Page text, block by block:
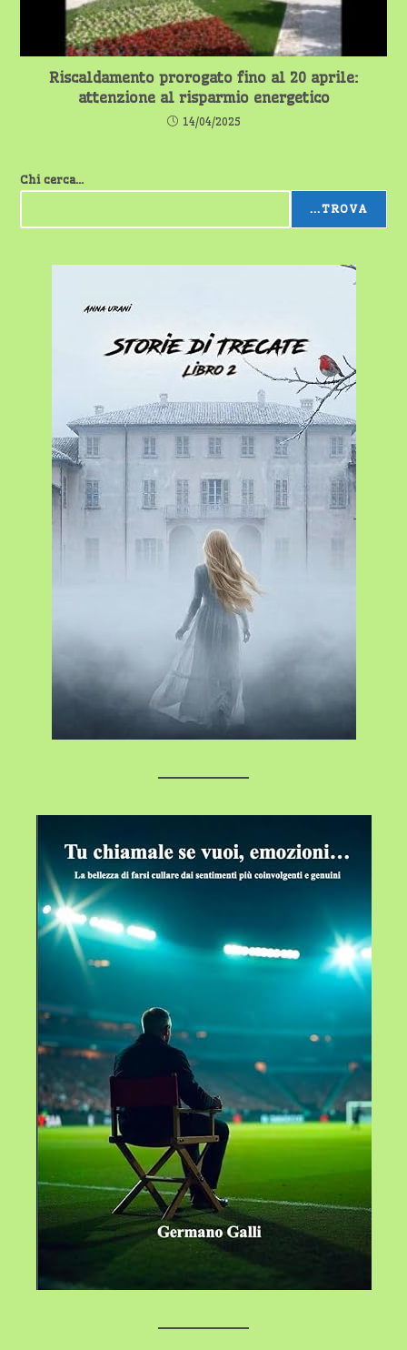
Riscaldamento prorogato fino al 20 aprile:
attenzione al risparmio energetico
14/04/2025
Chi cerca...
...TROVA